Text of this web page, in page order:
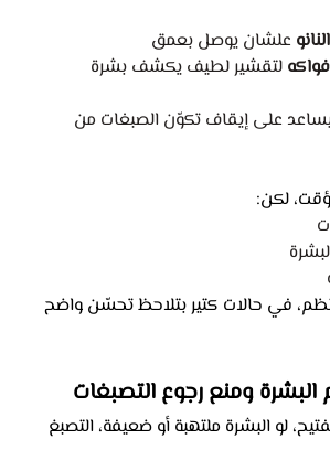
علشان يوصل بعمق
لتقشير لطيف يكشف بشرة
على إيقاف تكوّن الصبغات من
لكن:
في حالات كتير بتلاحظ تحسّن واضح
البشرة ومنع رجوع التصبغات
لو البشرة ملتهبة أو ضعيفة، التصبغ